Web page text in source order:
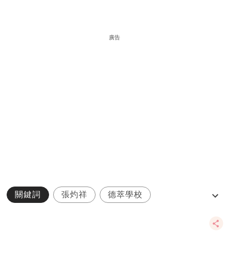
廣告
關鍵詞 張灼祥 德萃學校